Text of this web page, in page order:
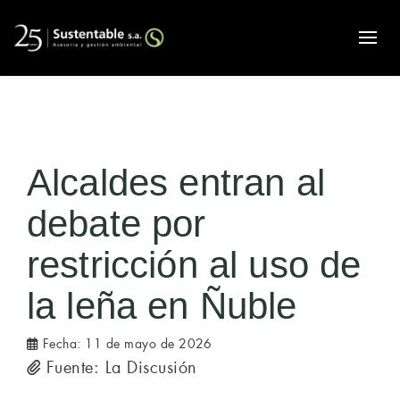
Alcaldes entran al
debate por
restricción al uso de
la leña en Ñuble
Fecha: 11 de mayo de 2026
Fuente: La Discusión